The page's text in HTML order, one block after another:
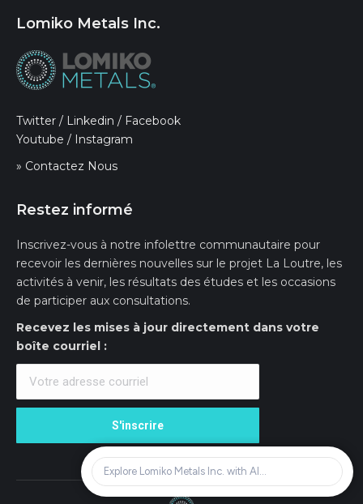
Lomiko Metals Inc.
Twitter / Linkedin / Facebook
Youtube / Instagram
» Contactez Nous
Restez informé
Inscrivez-vous à notre infolettre communautaire pour
recevoir les dernières nouvelles sur le projet La Loutre, les
activités à venir, les résultats des études et les occasions
de participer aux consultations.
Recevez les mises à jour directement dans votre
boîte courriel :